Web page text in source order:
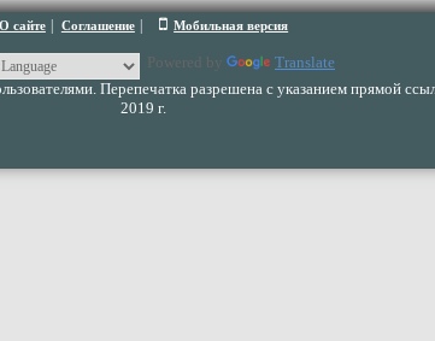
О сайте Соглашение Мобильная версия
Powered by
Translate
Перепечатка разрешена с указанием прямой
2019 г.